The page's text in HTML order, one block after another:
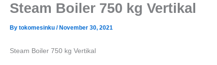
Steam Boiler 750 kg Vertikal
By tokomesinku / November 30, 2021
Steam Boiler 750 kg Vertikal